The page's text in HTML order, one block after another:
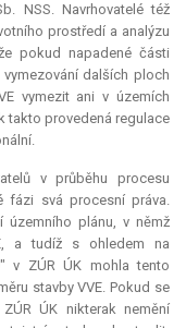
NSS. Navrhovatelé též
prostředí a analýzu
pokud napadené části
dalších ploch
vymezit ani v územích
takto provedená regulace
v průběhu procesu
fázi svá procesní práva.
územního plánu, v němž
a tudíž s ohledem na
" v ZÚR ÚK mohla tento
stavby VVE. Pokud se
ÚK nikterak nemění